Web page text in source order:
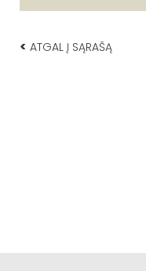
< ATGAL Į SĄRAŠĄ